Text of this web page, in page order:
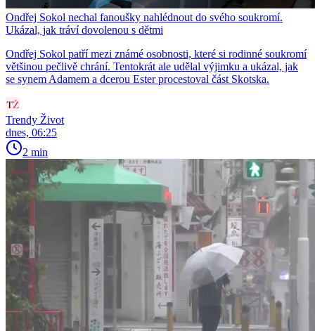
Ondřej Sokol nechal fanoušky nahlédnout do svého soukromí.
Ukázal, jak tráví dovolenou s dětmi
Ondřej Sokol patří mezi známé osobnosti, které si rodinné soukromí
většinou pečlivě chrání. Tentokrát ale udělal výjimku a ukázal, jak
se synem Adamem a dcerou Ester procestoval část Skotska.
Trendy Život
dnes, 06:25
2 min